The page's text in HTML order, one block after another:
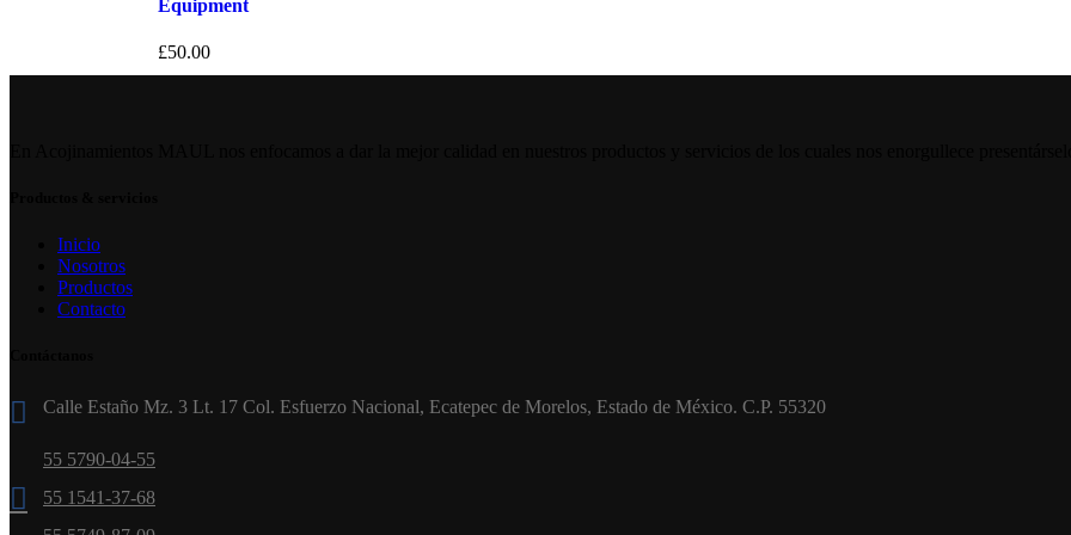
Equipment
£50.00
Inicio
Nosotros
Productos
Contacto
Calle Estaño Mz. 3 Lt. 17 Col. Esfuerzo Nacional, Ecatepec de Morelos, Estado de México. C.P. 55320
55 5790-04-55
55 1541-37-68